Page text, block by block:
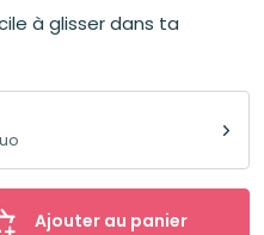
à glisser dans ta
Ajouter au panier